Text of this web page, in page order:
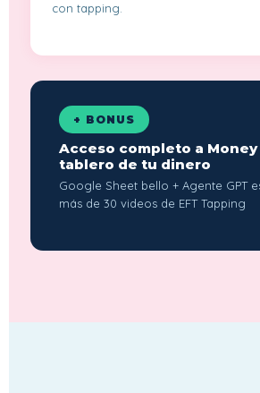
con tapping.
+ BONUS
Acceso completo a
tablero de tu dinero
Google Sheet bello + Agente GPT
más de 30 videos de EFT Tapping